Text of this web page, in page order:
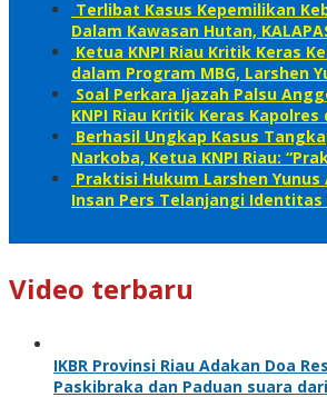
Terlibat Kasus Kepemilikan
Dalam Kawasan Hutan,
Ketua KNPI Riau Kritik Keras
dalam Program MBG, Larshen
Soal Perkara Ijazah Palsu
KNPI Riau Kritik Keras Kapolres
Berhasil Ungkap Kasus
Narkoba, Ketua KNPI Riau:
Praktisi Hukum Larshen Yunus
Insan Pers Telanjangi Identitas
Video terbaru
IKBR Provinsi Riau Adakan Doa
Paskibraka dan Paduan suara